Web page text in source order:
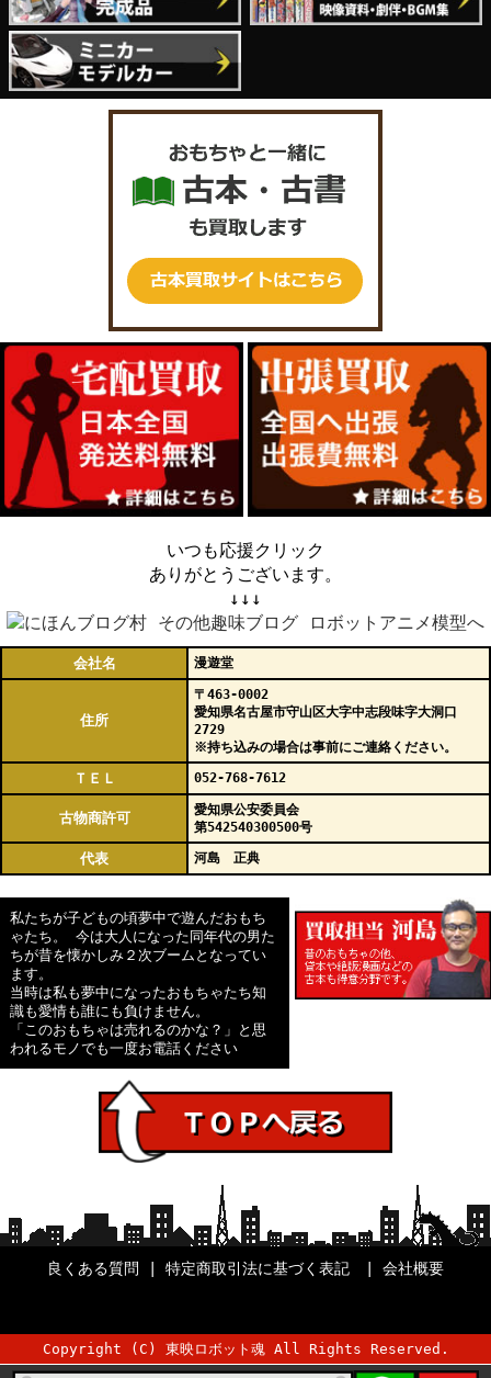
いつも応援クリック
ありがとうございます。
↓↓↓
会社名 漫遊堂
住所
〒463-0002
愛知県名古屋市守山区大字中志段味字大洞口
2729
※持ち込みの場合は事前にご連絡ください。
ＴＥＬ 052-768-7612
古物商許可
愛知県公安委員会
第542540300500号
代表 河島 正典
私たちが子どもの頃夢中で遊んだおもち
ゃたち。 今は大人になった同年代の男た
ちが昔を懐かしみ２次ブームとなってい
ます。
当時は私も夢中になったおもちゃたち知
識も愛情も誰にも負けません。
「このおもちゃは売れるのかな？」と思
われるモノでも一度お電話ください
良くある質問 特定商取引法に基づく表記 会社概要
Copyright (C) 東映ロボット魂 All Rights Reserved.